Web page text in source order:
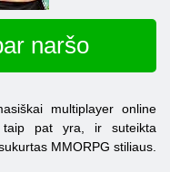
naršo
multiplayer online
taip pat yra, ir suteikta
MMORPG stiliaus.